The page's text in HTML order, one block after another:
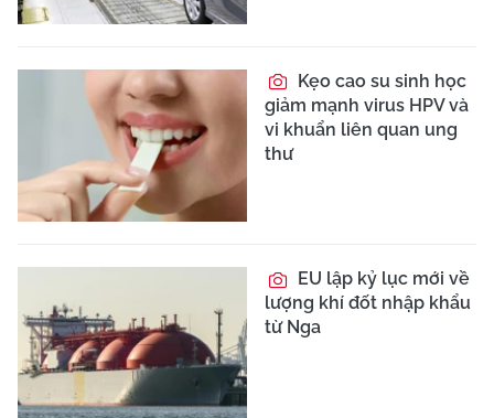
Kẹo cao su sinh học
giảm mạnh virus HPV và
vi khuẩn liên quan ung
thư
EU lập kỷ lục mới về
lượng khí đốt nhập khẩu
từ Nga